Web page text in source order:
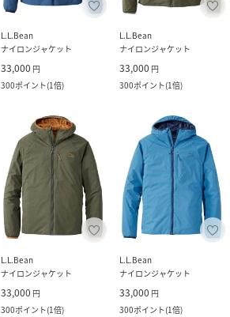
L.L.Bean
ナイロンジャケット
33,000 円
300ポイント(1倍)
L.L.Bean
ナイロンジャケット
33,000 円
300ポイント(1倍)
L.L.Bean
ナイロンジャケット
33,000 円
300ポイント(1倍)
L.L.Bean
ナイロンジャケット
33,000 円
300ポイント(1倍)